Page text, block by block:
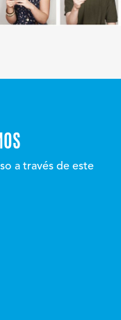
a través de este